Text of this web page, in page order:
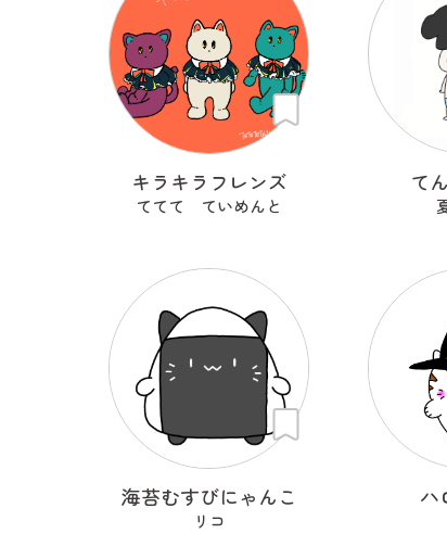
キラキラフレンズ
ててて ていめんと
て
海苔むすびにゃんこ
リコ
ハ